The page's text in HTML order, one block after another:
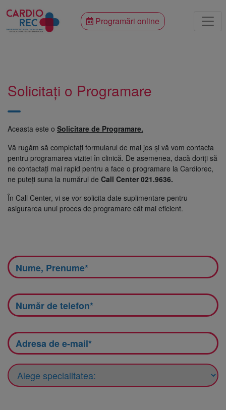
Programări online
Solicitați o Programare
Aceasta este o Solicitare de Programare.
Vă rugăm să completați formularul de mai jos și vă vom contacta
pentru programarea vizitei în clinică. De asemenea, dacă doriți să
ne contactați mai rapid pentru a face o programare la Cardiorec,
ne puteți suna la numărul de Call Center 021.9636.
În Call Center, vi se vor solicita date suplimentare pentru
asigurarea unui proces de programare cât mai eficient.